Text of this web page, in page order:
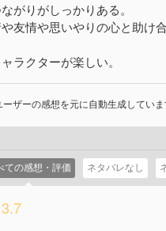
がりがしっかりある。
友情や思いやりの心と助け
ラクターが楽しい。
ーザーの感想を元に自動生成してい
ての感想・評価 ネタバレなし
3.7